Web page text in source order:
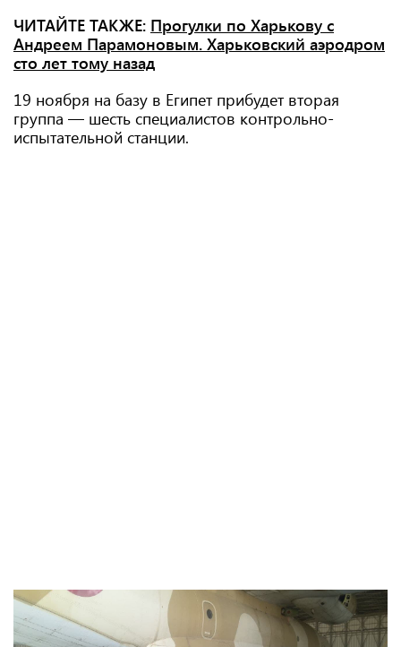
ЧИТАЙТЕ ТАКЖЕ: Прогулки по Харькову с
Андреем Парамоновым. Харьковский аэродром
сто лет тому назад
19 ноября на базу в Египет прибудет вторая
группа — шесть специалистов контрольно-
испытательной станции.